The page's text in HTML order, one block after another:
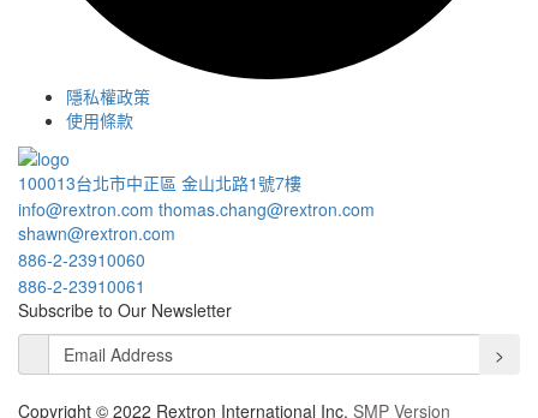
隱私權政策
使用條款
100013台北市中正區 金山北路1號7樓
info@rextron.com thomas.chang@rextron.com
shawn@rextron.com
886-2-23910060
886-2-23910061
Subscribe to Our Newsletter
>
Copyright © 2022 Rextron International Inc. SMP Version